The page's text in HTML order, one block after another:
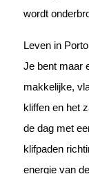
wordt
Leven in
Je bent maar
makkelijke,
kliffen en het
de dag met
klifpaden
energie van